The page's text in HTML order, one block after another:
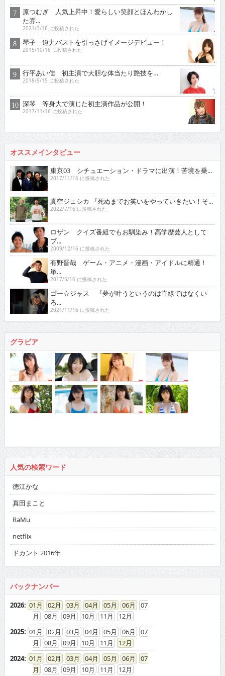
原つむぎ 人気上昇中！愛らしい笑顔とほんわかし
た雰...
2021/3/16 に投稿された
琴子 迫力バストを引っさげイメージデビュー！
2015/10/16 に投稿された
行平あい佳 初主演で大胆な体当たり艶技を…
2018/9/15 に投稿された
深琴 等身大で演じた初主演作品が公開！
2017/11/16 に投稿された
オススメインタビュー
東京03 シチュエーション・ドラマに出演！苦境を乗...
2017/11/16 に投稿された
真空ジェシカ 『死ぬまでお笑いをやっていきたい！そ...
2022/7/16 に投稿された
ロザン クイズ番組でもお馴染み！高学歴芸人として
ブ...
2009/12/16 に投稿された
有野晋哉 ゲーム・アニメ・漫画・アイドルに精通！
単...
2017/5/16 に投稿された
ゴー☆ジャス 『夢が叶うというのは直線ではなくい
ろ...
2021/11/16 に投稿された
グラビア
人気の検索ワード
徳江かな
真田まこと
RaMu
netflix
ドカント 2016年
バックナンバー
2026: 01 02 03 04 05 06
07
08
09 10 11
12
2025: 01 02 03 04 05 06
07
08
09 10 11
12
2024: 01 02 03 04 05 06
07
08
09 10 11 12